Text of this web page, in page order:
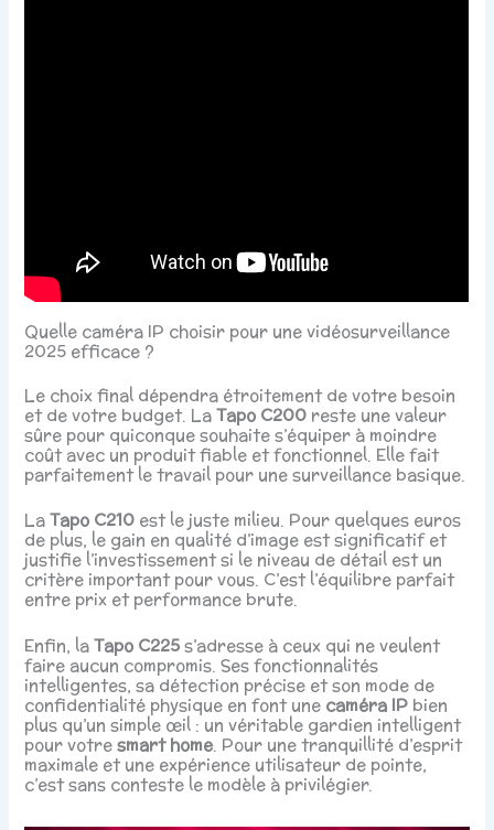
Quelle caméra IP choisir pour une vidéosurveillance
2025 efficace ?
Le choix final dépendra étroitement de votre besoin
et de votre budget. LaTapo C200 reste une valeur
sûre pour quiconque souhaite s’équiper à moindre
coût avec un produit fiable et fonctionnel. Elle fait
parfaitement le travail pour une surveillance basique.
LaTapo C210 est le juste milieu. Pour quelques euros
de plus, le gain en qualité d’image est significatif et
justifie l’investissement si le niveau de détail est un
critère important pour vous. C’est l’équilibre parfait
entre prix et performance brute.
Enfin, laTapo C225s’adresse à ceux qui ne veulent
faire aucun compromis. Ses fonctionnalités
intelligentes, sa détection précise et son mode de
confidentialité physique en font une caméra IP bien
plus qu’un simple œil : un véritable gardien intelligent
pour votresmart home. Pour une tranquillité d’esprit
maximale et une expérience utilisateur de pointe,
c’est sans conteste le modèle à privilégier.